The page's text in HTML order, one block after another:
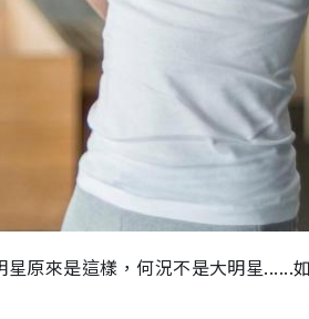
原來是這樣，何況不是大明星......